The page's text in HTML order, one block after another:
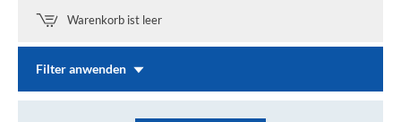
Warenkorb ist leer
Filter anwenden